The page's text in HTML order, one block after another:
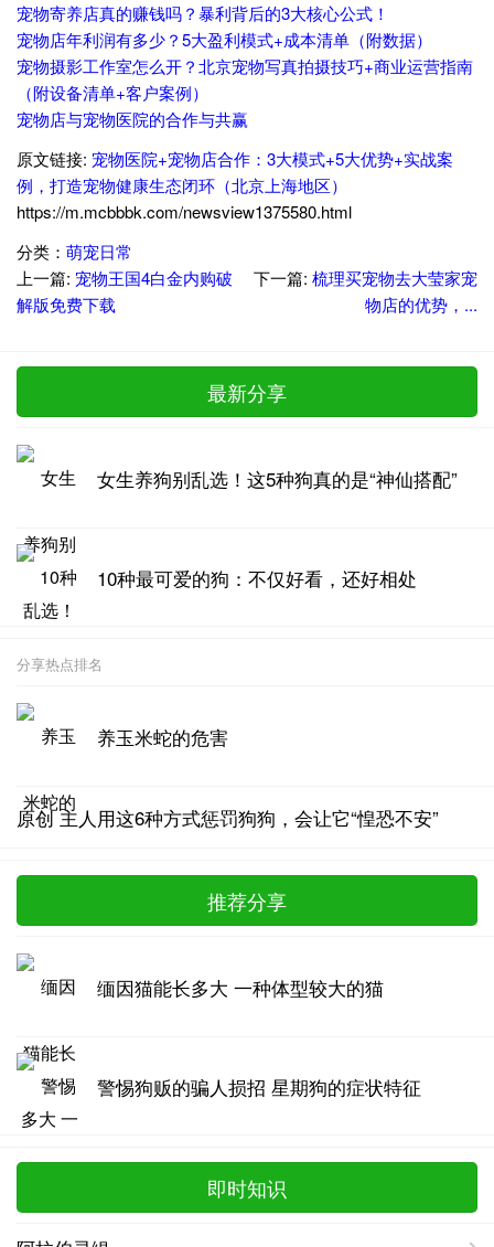
宠物寄养店真的赚钱吗？暴利背后的3大核心公式！
宠物店年利润有多少？5大盈利模式+成本清单（附数据）
宠物摄影工作室怎么开？北京宠物写真拍摄技巧+商业运营指南
（附设备清单+客户案例）
宠物店与宠物医院的合作与共赢
原文链接: 宠物医院+宠物店合作：3大模式+5大优势+实战案
例，打造宠物健康生态闭环（北京上海地区）
https://m.mcbbbk.com/newsview1375580.html
分类： 萌宠日常
上一篇: 宠物王国4白金内购破
解版免费下载
下一篇: 梳理买宠物去大莹家宠
物店的优势，...
最新分享
女生养狗别乱选！这5种狗真的是“神仙搭配”
10种最可爱的狗：不仅好看，还好相处
分享热点排名
养玉米蛇的危害
原创 主人用这6种方式惩罚狗狗，会让它“惶恐不安”
推荐分享
缅因猫能长多大 一种体型较大的猫
警惕狗贩的骗人损招 星期狗的症状特征
即时知识